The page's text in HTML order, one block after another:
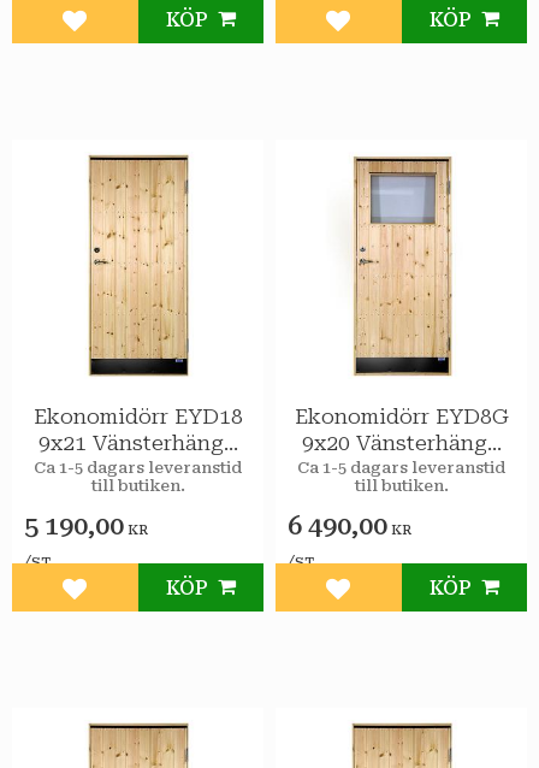
Lägg till i favoriter
KÖP
Lägg till i favoriter
KÖP
Ekonomidörr EYD18
9x21 Vänsterhängd
STAR Varmförråd
Ca 1-5 dagars leveranstid
till butiken.
5 190,00 KR
/ST
Lägg till i favoriter
KÖP
Ekonomidörr EYD8G
9x20 Vänsterhängd
STAR Varmförråd 2-
glas isolerruta
Ca 1-5 dagars leveranstid
till butiken.
6 490,00 KR
/ST
Lägg till i favoriter
KÖP